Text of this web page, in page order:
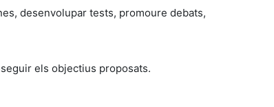
desenvolupar tests, promoure debats,
els objectius proposats.